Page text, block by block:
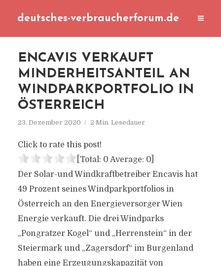
deutsches-verbraucherforum.de
ENCAVIS VERKAUFT
MINDERHEITSANTEIL AN
WINDPARKPORTFOLIO IN
ÖSTERREICH
23. Dezember 2020 2 Min. Lesedauer
Click to rate this post!
[Total: 0 Average: 0]
Der Solar-und Windkraftbetreiber Encavis hat
49 Prozent seines Windparkportfolios in
Österreich an den Energieversorger Wien
Energie verkauft. Die drei Windparks
„Pongratzer Kogel“ und „Herrenstein“ in der
Steiermark und „Zagersdorf“ im Burgenland
haben eine Erzeugungskapazität von